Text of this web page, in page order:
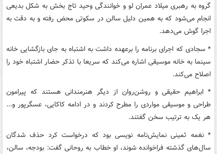
گروه به رهبری میلاد عمران لو و خوانندگی وحید تاج بخش به شکل بدیعی
انجام می‌شود که به همین دلیل سالن در سکوتی محض رفته و به دقت به
اجرا گوش می‌دهد.
* سجادی که اجرای برنامه را برعهده داشت به اشتباه به جای بازگشایی خانه
سینما به خانه موسیقی اشاره می‌کند که سریعا با تذکر حضار اشتباه خود را
اصلاح می‌کند.
* ابراهیم حقیقی و روشن‌روان از دیگر هنرمندانی هستند که پیرامون
طراحی و موسیقی مواردی را مطرح کردند و در ادامه کاکایی، عسگرپور و...
هر یک به ترتیب سخن گفتند.
* نغمه ثمینی نمایش‌نامه نویسی بود که درخواست کرد حذف شدگان
سال‌های گذشته فراخوانده شوند، او خطاب به روحانی گفت: بودجه، سالن،